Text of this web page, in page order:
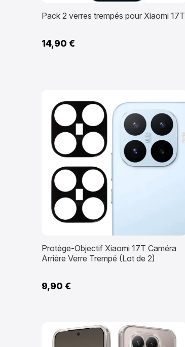
Pack 2 verres trempés pour Xiaomi 17T
14,90 €
Protège-Objectif Xiaomi 17T Caméra
Arrière Verre Trempé (Lot de 2)
9,90 €